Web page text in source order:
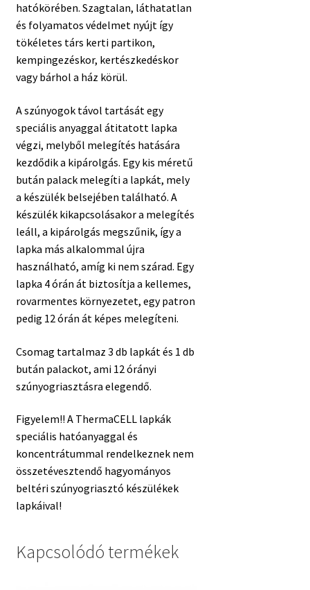
hatókörében. Szagtalan, láthatatlan
és folyamatos védelmet nyújt így
tökéletes társ kerti partikon,
kempingezéskor, kertészkedéskor
vagy bárhol a ház körül.
A szúnyogok távol tartását egy
speciális anyaggal átitatott lapka
végzi, melyből melegítés hatására
kezdődik a kipárolgás. Egy kis méretű
bután palack melegíti a lapkát, mely
a készülék belsejében található. A
készülék kikapcsolásakor a melegítés
leáll, a kipárolgás megszűnik, így a
lapka más alkalommal újra
használható, amíg ki nem szárad. Egy
lapka 4 órán át biztosítja a kellemes,
rovarmentes környezetet, egy patron
pedig 12 órán át képes melegíteni.
Csomag tartalmaz 3 db lapkát és 1 db
bután palackot, ami 12 órányi
szúnyogriasztásra elegendő.
Figyelem!! A ThermaCELL lapkák
speciális hatóanyaggal és
koncentrátummal rendelkeznek nem
összetévesztendő hagyományos
beltéri szúnyogriasztó készülékek
lapkáival!
Kapcsolódó termékek